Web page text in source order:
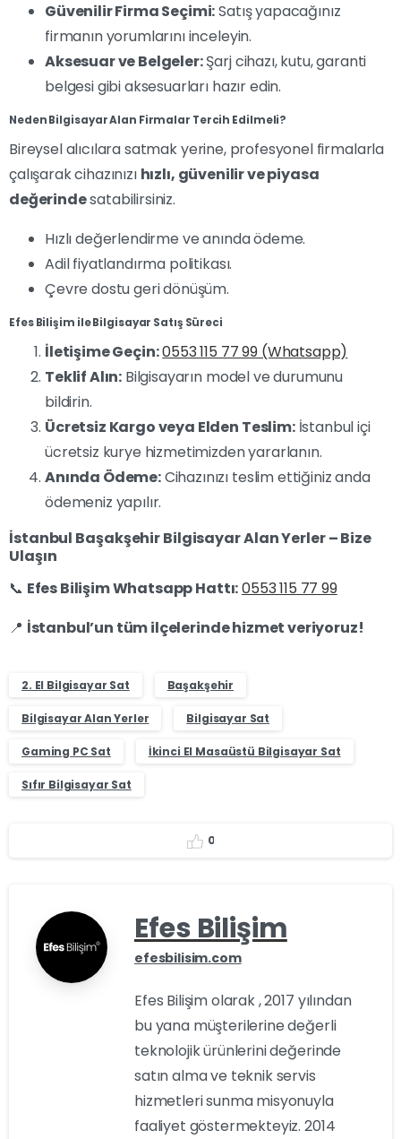
Güvenilir Firma Seçimi:Satış yapacağınız
firmanın yorumlarını inceleyin.
Aksesuar ve Belgeler:Şarj cihazı, kutu, garanti
belgesi gibi aksesuarları hazır edin.
Neden Bilgisayar Alan Firmalar Tercih Edilmeli?
Bireysel alıcılara satmak yerine, profesyonel firmalarla
çalışarak cihazınızı hızlı, güvenilir ve piyasa
değerindesatabilirsiniz.
Hızlı değerlendirme ve anında ödeme.
Adil fiyatlandırma politikası.
Çevre dostu geri dönüşüm.
Efes Bilişim ile Bilgisayar Satış Süreci
İletişime Geçin:0553 115 77 99 (Whatsapp)
Teklif Alın: Bilgisayarın model ve durumunu
bildirin.
Ücretsiz Kargo veya Elden Teslim:İstanbul içi
ücretsiz kurye hizmetimizden yararlanın.
Anında Ödeme:Cihazınızı teslim ettiğiniz anda
ödemeniz yapılır.
İstanbul Başakşehir Bilgisayar Alan Yerler – Bize
Ulaşın
📞 Efes Bilişim Whatsapp Hattı:0553 115 77 99
📍 İstanbul’un tüm ilçelerinde hizmet veriyoruz!
2. El Bilgisayar Sat Başakşehir
Bilgisayar Alan Yerler Bilgisayar Sat
Gaming PC Sat İkinci El Masaüstü Bilgisayar Sat
Sıfır Bilgisayar Sat
0
Efes Bilişim
efesbilisim.com
Efes Bilişim olarak , 2017 yılından
bu yana müşterilerine değerli
teknolojik ürünlerini değerinde
satın alma ve teknik servis
hizmetleri sunma misyonuyla
faaliyet göstermekteyiz. 2014